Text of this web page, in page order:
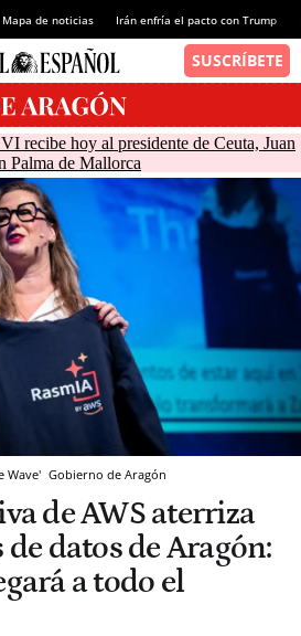
Mapa de noticias Irán enfría el pacto con Trump
recibe hoy al presidente de Ceuta, Juan
Palma de Mallorca
Wave' Gobierno de Aragón
de AWS aterriza
datos de Aragón:
a todo el